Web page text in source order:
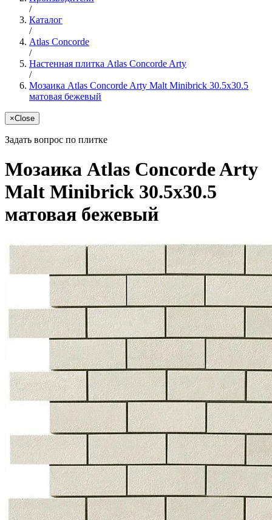
/
Каталог
/
Atlas Concorde
/
Настенная плитка Atlas Concorde Arty
/
Мозаика Atlas Concorde Arty Malt Minibrick 30.5x30.5
матовая бежевый
×Close
Задать вопрос по плитке
Мозаика Atlas Concorde Arty
Malt Minibrick 30.5x30.5
матовая бежевый